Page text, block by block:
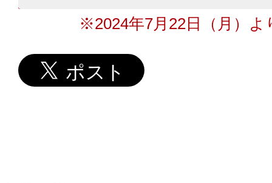
※2024年7月22日（月）よ